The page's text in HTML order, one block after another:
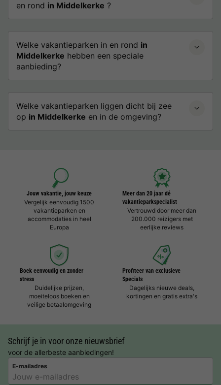
en rond in Middelkerke ?
Welke vakantieparken in en rond in
Middelkerke hebben een speciale
aanbieding?
Welke vakantieparken liggen dicht bij zee
op in Middelkerke en in de omgeving?
Jouw vakantie, jouw keuze
Vergelijk eenvoudig 1500
vakantieparken en
accommodaties in heel
Europa
Meer dan 20 jaar dé
vakantieparkspecialist
Vertrouwd door meer dan
200.000 reizigers met
eerlijke reviews
Boek eenvoudig en zonder
stress
Duidelijke prijzen,
moeiteloos boeken en
veilige betaalomgeving
Profiteer van exclusieve
Specials
Dagelijks nieuwe deals,
kortingen en gratis extra's
Schrijf je in voor onze nieuwsbrief
voor de allerbeste aanbiedingen!
E-mailadres